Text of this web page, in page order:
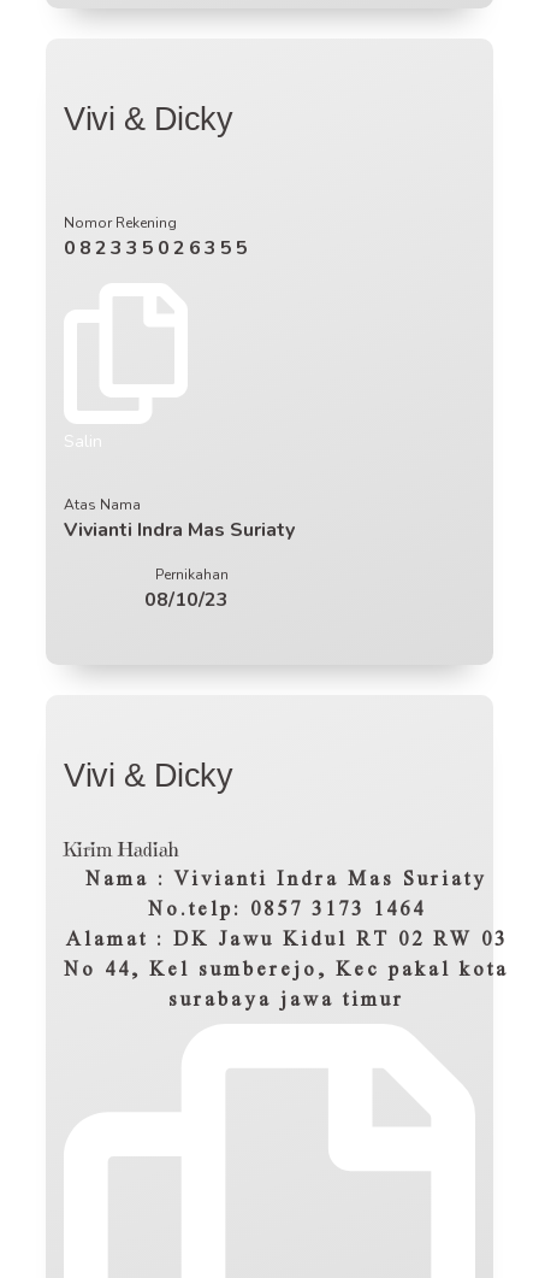
Vivi & Dicky
Nomor Rekening
082335026355
Salin
Atas Nama
Vivianti Indra Mas Suriaty
Pernikahan
08/10/23
Vivi & Dicky
Kirim Hadiah
Nama : Vivianti Indra Mas Suriaty
No.telp: 0857 3173 1464
Alamat : DK Jawu Kidul RT 02 RW 03
No 44, Kel sumberejo, Kec pakal kota
surabaya jawa timur